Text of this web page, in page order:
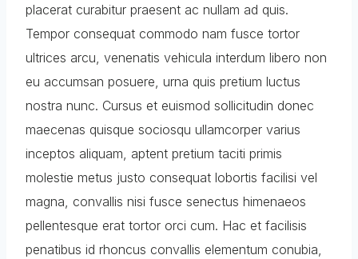
placerat curabitur praesent ac nullam ad quis.
Tempor consequat commodo nam fusce tortor
ultrices arcu, venenatis vehicula interdum libero non
eu accumsan posuere, urna quis pretium luctus
nostra nunc. Cursus et euismod sollicitudin donec
maecenas quisque sociosqu ullamcorper varius
inceptos aliquam, aptent pretium taciti primis
molestie metus justo consequat lobortis facilisi vel
magna, convallis nisi fusce senectus himenaeos
pellentesque erat tortor orci cum. Hac et facilisis
penatibus id rhoncus convallis elementum conubia,